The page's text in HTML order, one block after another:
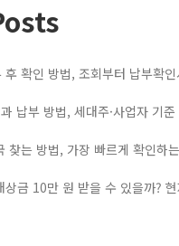
후 확인 방법, 조회부터 납부확
납부 방법, 세대주·사업자 기준
찾는 방법, 가장 빠르게 확인하
상금 10만 원 받을 수 있을까?